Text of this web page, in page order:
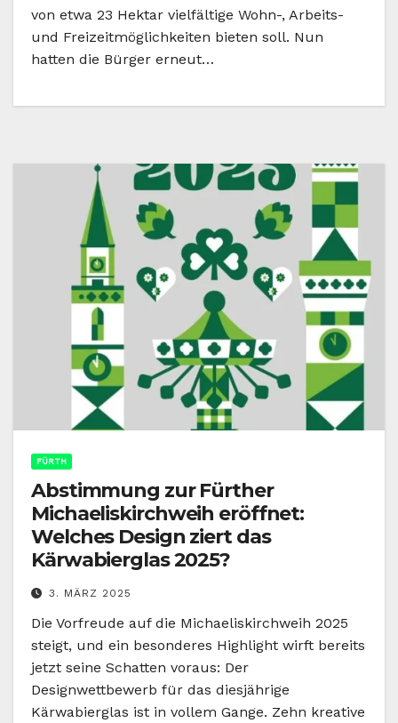
von etwa 23 Hektar vielfältige Wohn-, Arbeits-
und Freizeitmöglichkeiten bieten soll. Nun
hatten die Bürger erneut…
FÜRTH
Abstimmung zur Fürther
Michaeliskirchweih eröffnet:
Welches Design ziert das
Kärwabierglas 2025?
3. MÄRZ 2025
Die Vorfreude auf die Michaeliskirchweih 2025
steigt, und ein besonderes Highlight wirft bereits
jetzt seine Schatten voraus: Der
Designwettbewerb für das diesjährige
Kärwabierglas ist in vollem Gange. Zehn kreative